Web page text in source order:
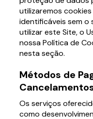
utilizaremos
identificáveis sem o
utilizar este Site, o
nossa Política de
nesta seção.
Métodos de
Os serviços
como